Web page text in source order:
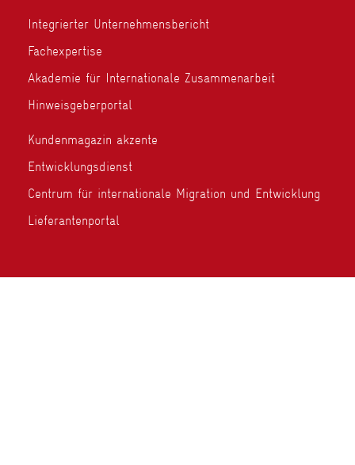
Integrierter Unternehmensbericht
Fachexpertise
Akademie für Internationale Zusammenarbeit
Hinweisgeberportal
Kundenmagazin akzente
Entwicklungsdienst
Centrum für internationale Migration und Entwicklung
Lieferantenportal